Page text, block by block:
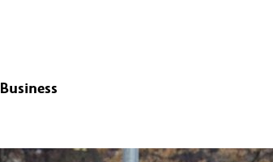
Business